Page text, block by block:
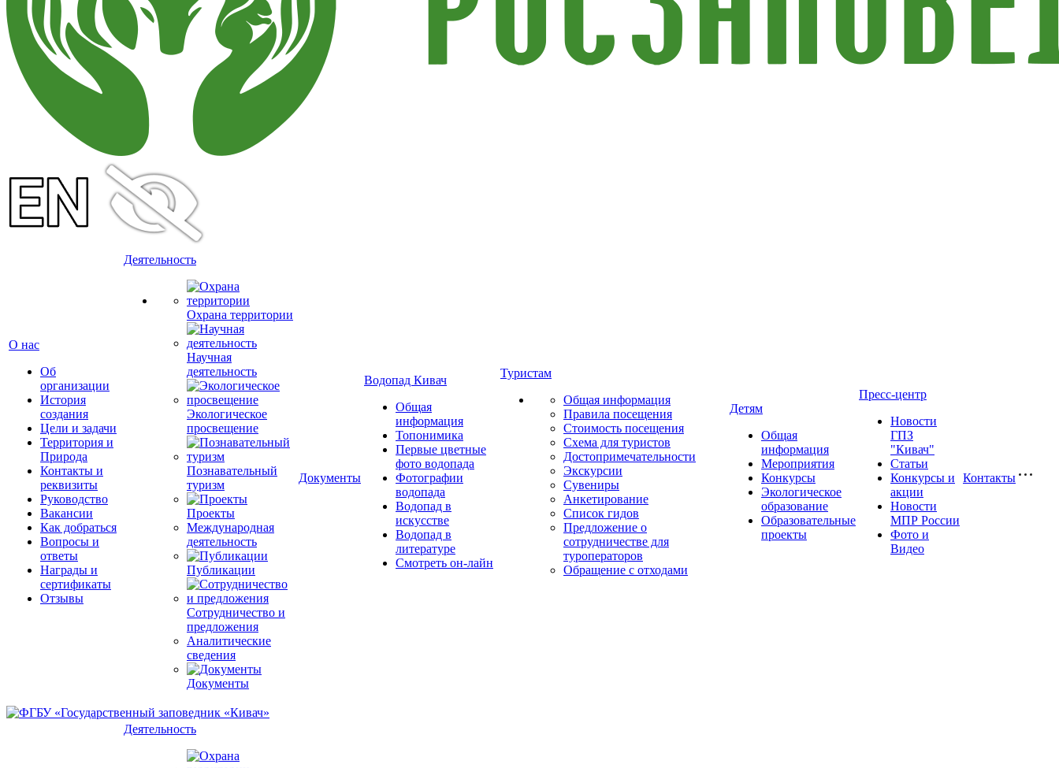
О нас
Об
организации
История
создания
Цели и задачи
Территория и
Природа
Контакты и
реквизиты
Руководство
Вакансии
Как добраться
Вопросы и
ответы
Награды и
сертификаты
Отзывы
Деятельность
Охрана территории
Научная
деятельность
Экологическое
просвещение
Познавательный
туризм
Проекты
Международная
деятельность
Публикации
Сотрудничество и
предложения
Аналитические
сведения
Документы
Документы
Водопад Кивач
Общая
информация
Топонимика
Первые цветные
фото водопада
Фотографии
водопада
Водопад в
искусстве
Водопад в
литературе
Смотреть он-лайн
Туристам
Общая информация
Правила посещения
Стоимость посещения
Схема для туристов
Достопримечательности
Экскурсии
Сувениры
Анкетирование
Список гидов
Предложение о
сотрудничестве для
туроператоров
Обращение с отходами
Детям
Общая
информация
Мероприятия
Конкурсы
Экологическое
образование
Образовательные
проекты
Пресс-центр
Новости
ГПЗ
"Кивач"
Статьи
Конкурсы и
акции
Новости
МПР России
Фото и
Видео
Контакты
Деятельность